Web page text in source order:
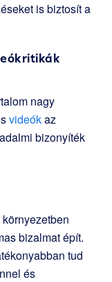
is biztosít a
nagy
videókaz
bizonyíték
bizalmat épít.
tud
és